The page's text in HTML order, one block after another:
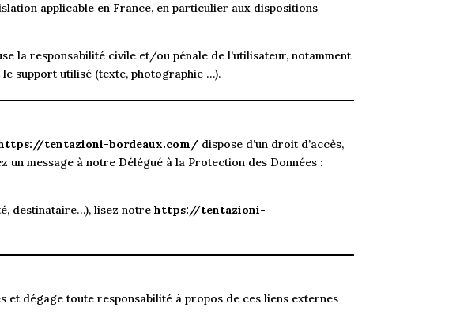
applicable en France, en particulier aux dispositions
la responsabilité civile et/ou pénale de l’utilisateur, notamment
support utilisé (texte, photographie …).
tentazioni-bordeaux.com/ dispose d’un droit d’accès,
message à notre Délégué à la Protection des Données :
destinataire…), lisez notrehttps://tentazioni-
et dégage toute responsabilité à propos de ces liens externes